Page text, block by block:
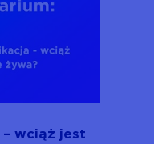
wciąż jest